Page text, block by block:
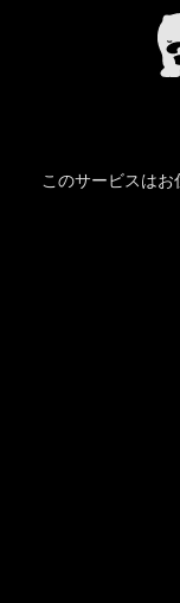
このサービスはお